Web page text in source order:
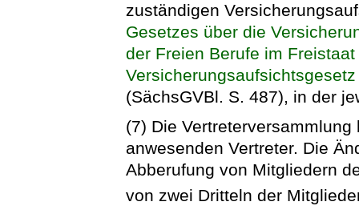
zuständigen
Gesetzes über die
der Freien Berufe im
(SächsGVBl. S. 487), in der
(7) Die
anwesenden Vertreter. Die
Abberufung von Mitgliedern
von zwei Dritteln der